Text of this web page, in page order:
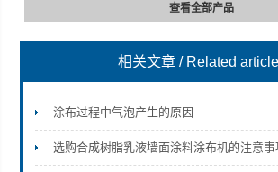
山东安尼麦特仪器有限公司
查看全部产品
相关文章 / Related
涂布过程中气泡产生的原因
选购合成树脂乳液墙面涂料涂布机的注意事